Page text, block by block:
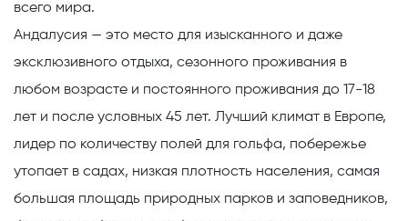
всего мира.
Андалусия — это место для изысканного и даже
эксклюзивного отдыха, сезонного проживания в
любом возрасте и постоянного проживания до 17-18
лет и после условных 45 лет. Лучший климат в Европе,
лидер по количеству полей для гольфа, побережье
утопает в садах, низкая плотность населения, самая
большая площадь природных парков и заповедников,